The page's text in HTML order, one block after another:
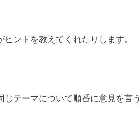
ントを教えてくれたりします。
テーマについて順番に意見を言う